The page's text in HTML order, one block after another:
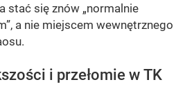
stać się znów „normalnie
, a nie miejscem wewnętrznego
i przełomie w TK